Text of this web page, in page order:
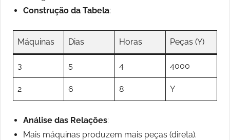
Construção da Tabela:
Máquinas Dias Horas Peças (Y)
3 5 4 4000
2 6 8 Y
Análise das Relações:
Mais máquinas produzem mais peças (direta).